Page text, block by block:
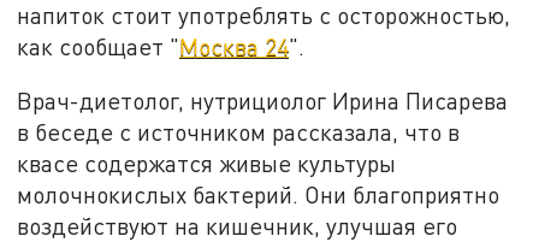
напиток стоит употреблять с осторожностью,
как сообщает "Москва 24".
Врач-диетолог, нутрициолог Ирина Писарева
в беседе с источником рассказала, что в
квасе содержатся живые культуры
молочнокислых бактерий. Они благоприятно
воздействуют на кишечник, улучшая его